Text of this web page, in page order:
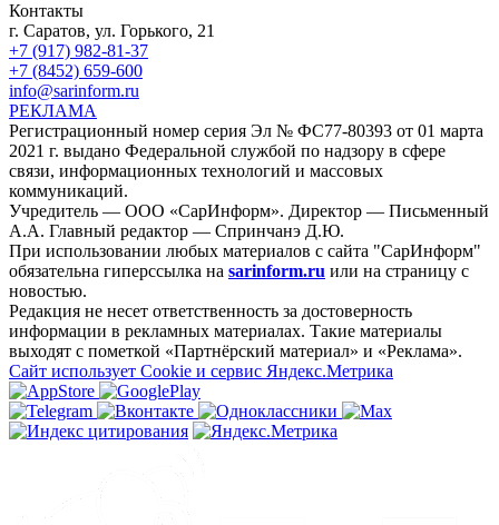
Контакты
г. Саратов, ул. Горького, 21
+7 (917) 982-81-37
+7 (8452) 659-600
info@sarinform.ru
РЕКЛАМА
Регистрационный номер серия Эл № ФС77-80393 от 01 марта
2021 г. выдано Федеральной службой по надзору в сфере
связи, информационных технологий и массовых
коммуникаций.
Учредитель — ООО «СарИнформ». Директор — Письменный
А.А. Главный редактор — Спринчанэ Д.Ю.
При использовании любых материалов с сайта "СарИнформ"
обязательна гиперссылка на sarinform.ru или на страницу с
новостью.
Редакция не несет ответственность за достоверность
информации в рекламных материалах. Такие материалы
выходят с пометкой «Партнёрский материал» и «Реклама».
Сайт использует Cookie и сервиc Яндекс.Метрика